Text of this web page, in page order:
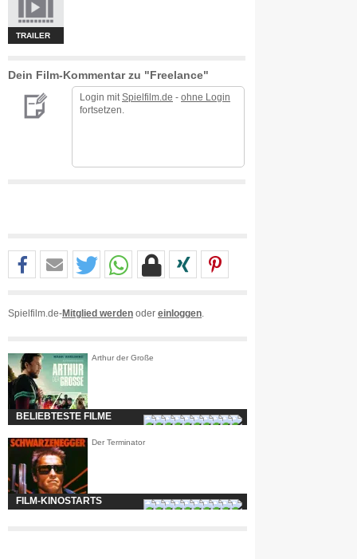
TRAILER
Dein Film-Kommentar zu "Freelance"
Login mit Spielfilm.de - ohne Login
fortsetzen.
Spielfilm.de-Mitglied werden oder einloggen
Arthur der Große
BELIEBTESTE FILME
Der Terminator
FILM-KINOSTARTS